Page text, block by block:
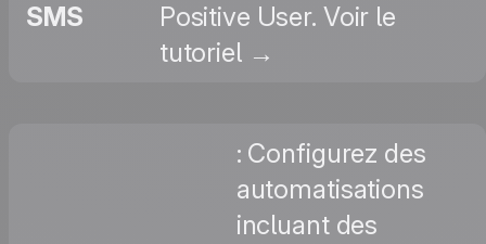
SMS
Positive User. Voir le
tutoriel →
: Configurez des
automatisations
incluant des